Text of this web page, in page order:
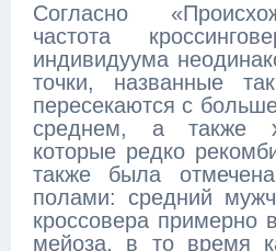
Согласно
частота
индивидуума
точки, названные
пересекаются с
среднем, а также
которые редко
также была
полами: средний
кроссовера примерно
мейоза, в то время